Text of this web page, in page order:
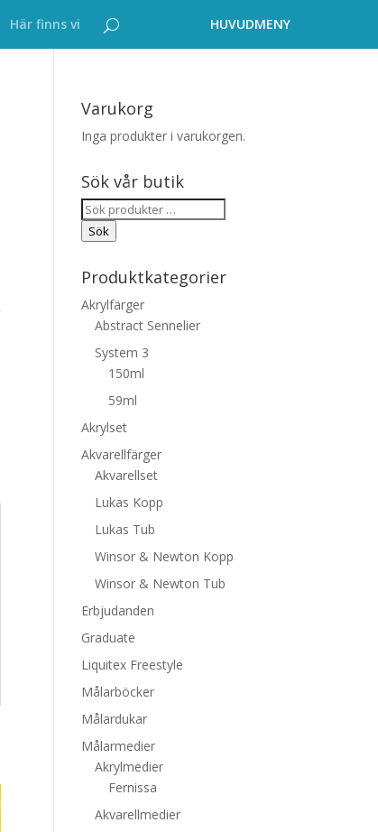
Här finns vi
Varukorg
Inga produkter i varukorgen.
Sök vår butik
Sök
efter:
Sök
Produktkategorier
Akrylfärger
Abstract Sennelier
System 3
150ml
59ml
Akrylset
Akvarellfärger
Akvarellset
Lukas Kopp
Lukas Tub
Winsor & Newton Kopp
Winsor & Newton Tub
Erbjudanden
Graduate
Liquitex Freestyle
Målarböcker
Målardukar
Målarmedier
Akrylmedier
Fernissa
Akvarellmedier